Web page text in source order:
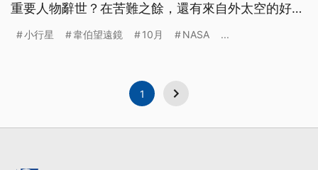
重要人物辭世？在苦難之餘，還有來自外太空的好消
小行星 韋伯望遠鏡 10月 NASA ...
1